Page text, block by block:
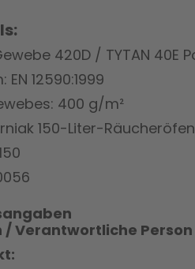
420D / TYTAN 40E
12590:1999
400 g/m²
150-Liter-Räucheröfen
Verantwortliche Person